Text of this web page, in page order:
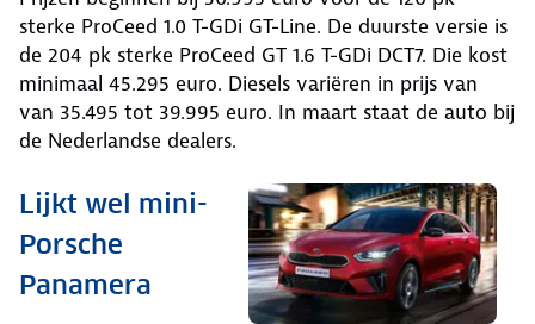
sterke ProCeed 1.0 T-GDi GT-Line. De duurste versie is
de 204 pk sterke ProCeed GT 1.6 T-GDi DCT7. Die kost
minimaal 45.295 euro. Diesels variëren in prijs van
van 35.495 tot 39.995 euro. In maart staat de auto bij
de Nederlandse dealers.
Lijkt wel mini-
Porsche
Panamera